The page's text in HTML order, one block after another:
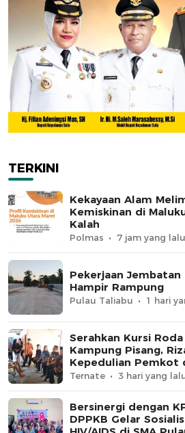
TERKINI
Kekayaan Alam
Kemiskinan di
Kalah
Polmas 7 jam yang lalu
Pekerjaan Jembatan
Hampir Rampung
Pulau Taliabu 1 hari
Serahkan Kursi
Kampung Pisang,
Kepedulian Pemkot
Ternate 3 hari yang
Bersinergi dengan
DPPKB Gelar